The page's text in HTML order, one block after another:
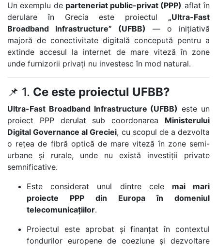
Un exemplu de parteneriat public-privat (PPP) aflat în
derulare în Grecia este proiectul „Ultra-Fast
Broadband Infrastructure” (UFBB) — o inițiativă
majoră de conectivitate digitală concepută pentru a
extinde accesul la internet de mare viteză în zone
unde furnizorii privați nu investesc în mod natural.
📌 1. Ce este proiectul UFBB?
Ultra-Fast Broadband Infrastructure (UFBB) este un
proiect PPP derulat sub coordonarea Ministerului
Digital Governance al Greciei, cu scopul de a dezvolta
o rețea de fibră optică de mare viteză în zone semi-
urbane și rurale, unde nu există investiții private
semnificative.
Este considerat unul dintre cele mai mari
proiecte PPP din Europa în domeniul
telecomunicațiilor.
Proiectul este aprobat și finanțat în contextul
fondurilor europene de coeziune și dezvoltare